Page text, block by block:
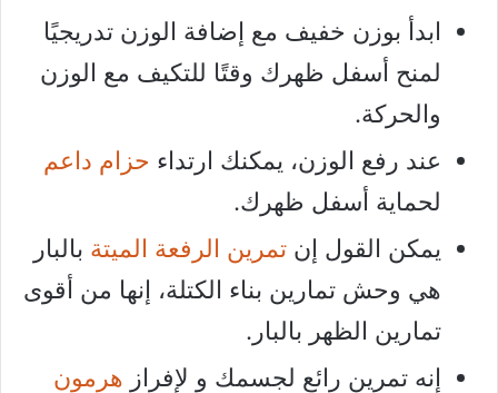
ابدأ بوزن خفيف مع إضافة الوزن تدريجيًا
لمنح أسفل ظهرك وقتًا للتكيف مع الوزن
والحركة.
عند رفع الوزن، يمكنك ارتداء حزام داعم
لحماية أسفل ظهرك.
يمكن القول إن تمرين الرفعة الميتة بالبار
هي وحش تمارين بناء الكتلة، إنها من أقوى
تمارين الظهر بالبار.
إنه تمرين رائع لجسمك و لإفراز هرمون